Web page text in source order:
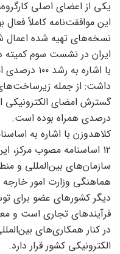
یکی از اعضای اصلی
این موافقت‌نامه کاملاً
نسخه‌‌های تهیه شده اعمال
ایران در نشست سوم کمیته
با اشاره به
درصدی همراه بوده است.
کلاهدوزن با اشاره به
۱۲ اساسنامه مصوب مرکز،
سازمان‌های بین‌المللی و
هماهنگی وزارت امور
دیگر کشورهای عضو برای
فرآیندهای تجاری است و
در کنار همکاری‌های
الکترونیکی کشور قرار دارد.